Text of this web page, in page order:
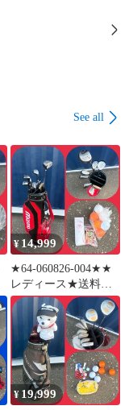
See all
¥14,999
★64-060826-004★★
レディース★送料込
み★ブリヂストン他
★やさしい女性用の
セット★おまけ付き
¥ 19,999